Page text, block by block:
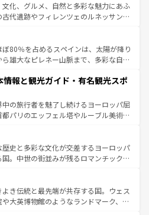
化、グルメ、自然と多彩な魅力にあふ
古代遺跡やフィレンツェのルネッサンス
美しい田園風景やアマルフィ海岸の絶
見逃せない。観光の合間には、本場の
絶品のイタリア料理を堪能することも
アで、忘れられない旅をしてみよう！
ア情報は
80％を占めるスペインは、太陽が降り
雄大なピレネー山脈まで、多彩な自然
では、情熱的なフラメンコ、熱気あふ
味しいタパスが生活の一部となってい
の洗練された雰囲気や、バルセロナの
から、地方では古代ローマ遺跡や中世
風土や気候が異なるスペインはその個
性で訪れる人を魅了する。 なお、新着のスペイン情報は コ
照してほしい。
情報と観光ガイド・有名観光スポ
の旅行者を魅了し続けるヨーロッパ屈
パリのエッフェル塔やルーブル美術館
まっている。華麗な宮殿、歴史的な大
チ、そして豊かな自然が、訪れる者を心
、フランスは美食の国としても知ら
発祥地であるランス、プロヴァンスの
畑など、多彩な楽しみ方が可能だ。さ
地域にも魅力が溢れており、どの街角に
歴史と多彩な文化が交差するヨーロッパ
。中世の街並みが残るロマンチック街
どこを歩いても飽きることがない。ベ
、バイエルン州のアルプスの絶景、そ
のワイン畑といった風景は必見。ビール
き伝統と最先端が共存する国。ウェス
や大英博物館のようなランドマーク、歴